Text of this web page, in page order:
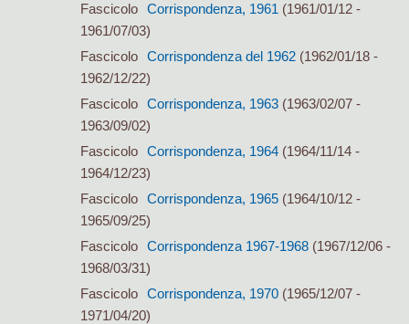
Fascicolo
Corrispondenza, 1961 (1961/01/12 -
1961/07/03)
Fascicolo
Corrispondenza del 1962(1962/01/18 -
1962/12/22)
Fascicolo
Corrispondenza, 1963(1963/02/07 -
1963/09/02)
Fascicolo
Corrispondenza, 1964(1964/11/14 -
1964/12/23)
Fascicolo
Corrispondenza, 1965(1964/10/12 -
1965/09/25)
Fascicolo
Corrispondenza 1967-1968(1967/12/06 -
1968/03/31)
Fascicolo
Corrispondenza, 1970(1965/12/07 -
1971/04/20)